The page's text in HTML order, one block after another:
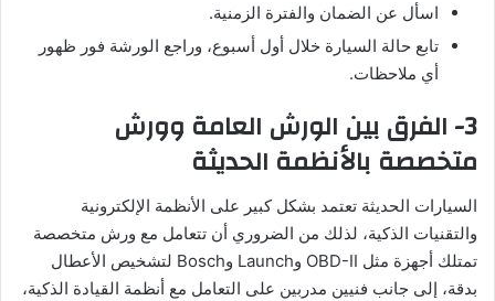
اسأل عن الضمان والفترة الزمنية.
تابع حالة السيارة خلال أول أسبوع، وراجع الورشة فور ظهور
أي ملاحظات.
3- الفرق بين الورش العامة وورش
متخصصة بالأنظمة الحديثة
السيارات الحديثة تعتمد بشكل كبير على الأنظمة الإلكترونية
والتقنيات الذكية، لذلك من الضروري أن تتعامل مع ورش متخصصة
تمتلك أجهزة مثل OBD-II وLaunch وBosch لتشخيص الأعطال
بدقة، إلى جانب فنيين مدربين على التعامل مع أنظمة القيادة الذكية،